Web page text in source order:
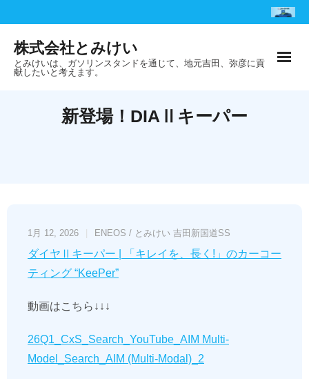
to
content
株式会社とみけい
とみけいは、ガソリンスタンドを通じて、地元吉田、弥彦に貢
献したいと考えます。
新登場！DIAⅡキーパー
1月 12, 2026 ENEOS / とみけい 吉田新国道SS
ダイヤⅡキーパー | 「キレイを、長く!」のカーコー
ティング “KeePer”
動画はこちら↓↓↓
26Q1_CxS_Search_YouTube_AIM Multi-
Model_Search_AIM (Multi-Modal)_2